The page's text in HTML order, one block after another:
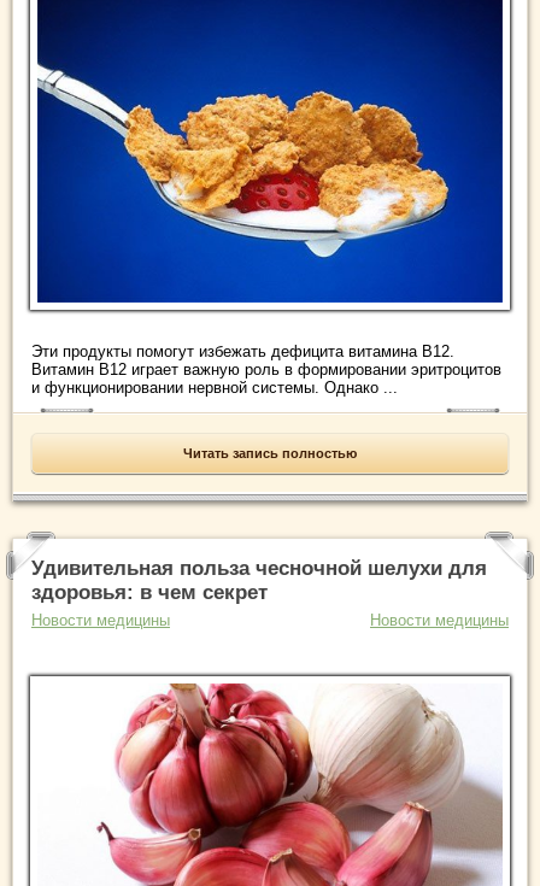
Эти продукты помогут избежать дефицита витамина В12.
Витамин В12 играет важную роль в формировании эритроцитов
и функционировании нервной системы. Однако ...
Читать запись полностью
Удивительная польза чесночной шелухи для
здоровья: в чем секрет
Новости медицины Новости медицины